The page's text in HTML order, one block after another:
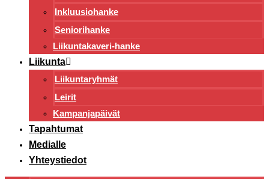
Inkluusiohanke
Seniorihanke
Liikuntakaveri-hanke
Liikunta
Liikuntaryhmät
Leirit
Kampanjapäivät
Tapahtumat
Medialle
Yhteystiedot